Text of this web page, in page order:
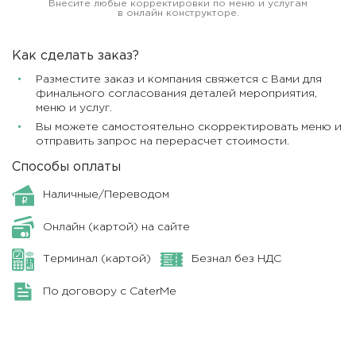
Внесите любые корректировки по меню и услугам
в онлайн конструкторе.
Как сделать заказ?
Разместите заказ и компания свяжется с Вами для
финального согласования деталей мероприятия,
меню и услуг.
Вы можете самостоятельно скорректировать меню и
отправить запрос на перерасчет стоимости.
Способы оплаты
Наличные/Переводом
Онлайн (картой) на сайте
Терминал (картой) Безнал без НДС
По договору с CaterMe